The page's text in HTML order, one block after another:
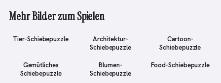
Mehr Bilder zum Spielen
Tier-Schiebepuzzle
Architektur-
Schiebepuzzle
Cartoon-
Schiebepuzzle
Gemütliches
Schiebepuzzle
Blumen-
Schiebepuzzle
Food-Schiebepuzzle